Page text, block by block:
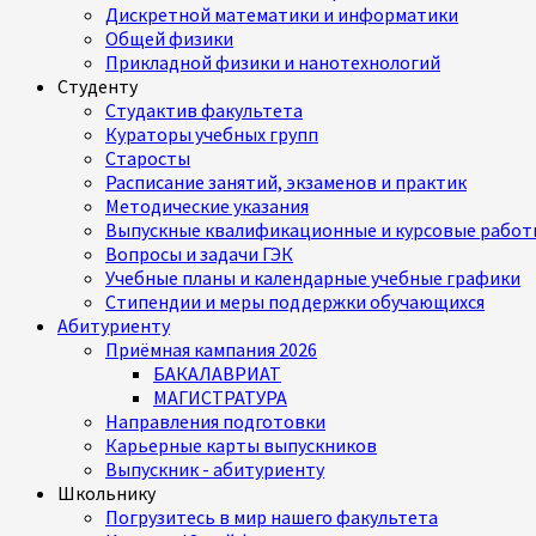
Дискретной математики и информатики
Общей физики
Прикладной физики и нанотехнологий
Студенту
Студактив факультета
Кураторы учебных групп
Старосты
Расписание занятий, экзаменов и практик
Методические указания
Выпускные квалификационные и курсовые
Вопросы и задачи ГЭК
Учебные планы и календарные учебные графики
Стипендии и меры поддержки обучающихся
Абитуриенту
Приёмная кампания 2026
БАКАЛАВРИАТ
МАГИСТРАТУРА
Направления подготовки
Карьерные карты выпускников
Выпускник - абитуриенту
Школьнику
Погрузитесь в мир нашего факультета